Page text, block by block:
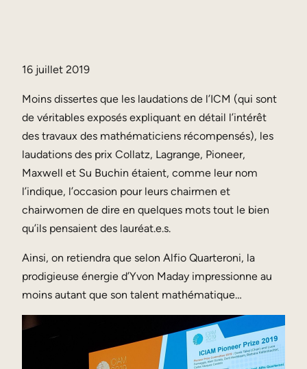
16 juillet 2019
Moins dissertes que les laudations de l’ICM (qui sont
de véritables exposés expliquant en détail l’intérêt
des travaux des mathématiciens récompensés), les
laudations des prix Collatz, Lagrange, Pioneer,
Maxwell et Su Buchin étaient, comme leur nom
l’indique, l’occasion pour leurs chairmen et
chairwomen de dire en quelques mots tout le bien
qu’ils pensaient des lauréat.e.s.
Ainsi, on retiendra que selon Alfio Quarteroni, la
prodigieuse énergie d’Yvon Maday impressionne au
moins autant que son talent mathématique…